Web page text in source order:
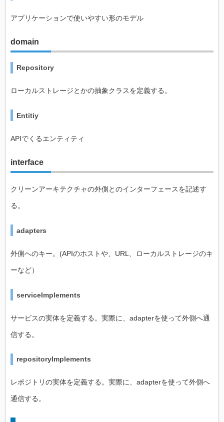
アプリケーションで使いやすい形のモデル
domain
Repository
ローカルストレージとかの抽象クラスを定義する。
Entitiy
APIでくるエンティティ
interface
クリーンアーキテクチャの外側とのインターフェースを記述す
る。
adapters
外側へのキー。(APIのホストや、URL、ローカルストレージのキ
ーなど）
serviceImplements
サービスの実体を定義する。実際に、adapterを使って外側へ通
信する。
repositoryImplements
レポジトリの実体を定義する。実際に、adapterを使って外側へ
通信する。